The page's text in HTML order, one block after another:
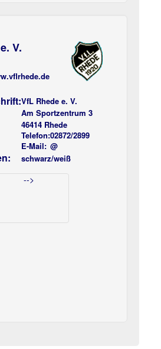
V.
VfL Rhede e. V.
Am Sportzentrum 3
46414 Rhede
Telefon:
E-Mail:
02872/2899
@
schwarz/weiß
-->